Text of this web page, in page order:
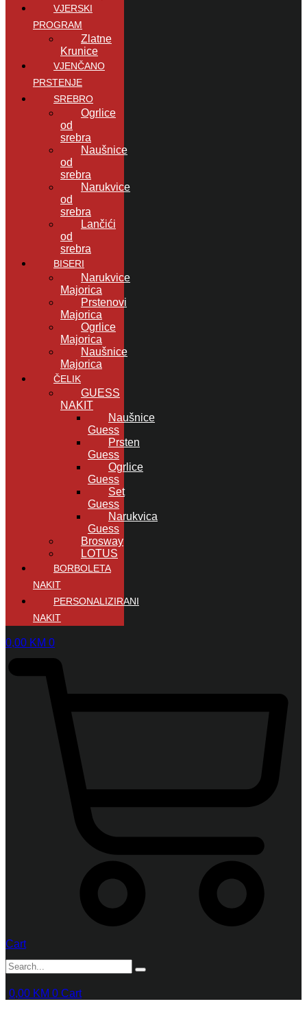
VJERSKI
PROGRAM
Zlatne
Krunice
VJENČANO
PRSTENJE
SREBRO
Ogrlice
od
srebra
Naušnice
od
srebra
Narukvice
od
srebra
Lančići
od
srebra
BISERI
Narukvice
Majorica
Prstenovi
Majorica
Ogrlice
Majorica
Naušnice
Majorica
ČELIK
GUESS
NAKIT
Naušnice
Guess
Prsten
Guess
Ogrlice
Guess
Set
Guess
Narukvica
Guess
Brosway
LOTUS
BORBOLETA
NAKIT
PERSONALIZIRANI
NAKIT
0,00 KM 0
Cart
0,00 KM 0 Cart